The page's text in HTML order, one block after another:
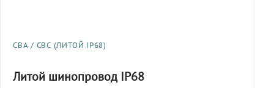
СВА / СВС (ЛИТОЙ IP68)
Литой шинопровод IP68